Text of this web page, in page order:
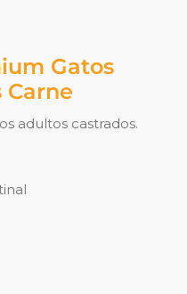
Gatos
Carne
adultos castrados.